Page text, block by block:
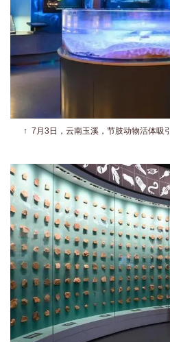
↑ 7月3日，云南玉溪，节肢动物活体吸